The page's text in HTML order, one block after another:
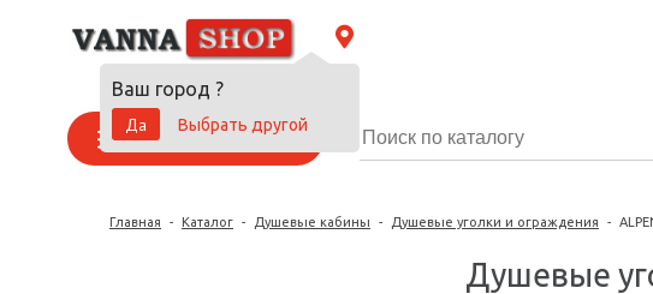
Ваш город ?
Да
Выбрать другой
Каталог товаров
Главная - Каталог - Душевые кабины - Душевые уголки и ограждения -
Душевые